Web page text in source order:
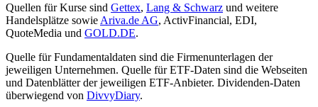
Quellen für Kurse sind Gettex, Lang & Schwarz und weitere
Handelsplätze sowie Ariva.de AG, ActivFinancial, EDI,
QuoteMedia und GOLD.DE.
Quelle für Fundamentaldaten sind die Firmenunterlagen der
jeweiligen Unternehmen. Quelle für ETF-Daten sind die Webseiten
und Datenblätter der jeweiligen ETF-Anbieter. Dividenden-Daten
überwiegend von DivvyDiary.